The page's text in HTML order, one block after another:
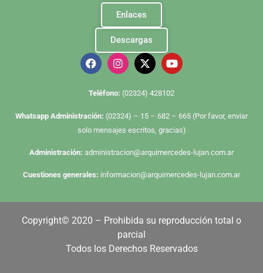
Enlaces
Descargas
Te léfono: (02324) 428102
Whatsapp Administración: (02324) – 15 – 682 – 665 (Por favor, enviar
solo mensajes escritos, gracias)
Administración: administracion@arquimercedes-lujan.com.ar
Cuestiones generales: informacion@arquimercedes-lujan.com.ar
Copyright© 2020 – Prohibida su reproducción total o
parcial
Todos los Derechos Reservados